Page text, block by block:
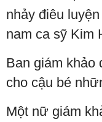
nhảy điêu
nam ca sỹ Kim
Ban giám khảo
cho cậu bé
Một nữ giám